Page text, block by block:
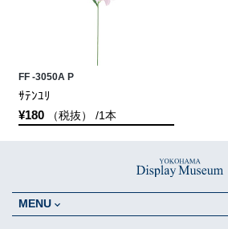
FF -3050A P
ｻﾃﾝﾕﾘ
¥180（税抜） /1本
MENU